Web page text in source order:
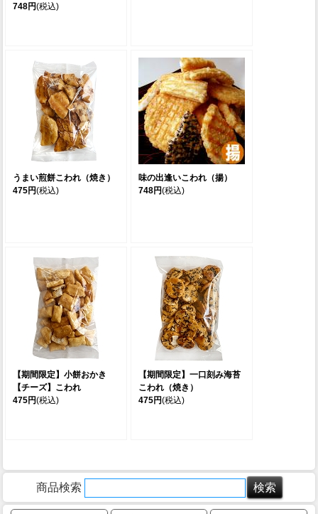
748円(税込)
うまい煎餅こわれ（焼き）
475円(税込)
味の出逢いこわれ（揚）
748円(税込)
【期間限定】小餅おかき
【チーズ】こわれ
475円(税込)
【期間限定】一口刻み海苔
こわれ（焼き）
475円(税込)
商品検索